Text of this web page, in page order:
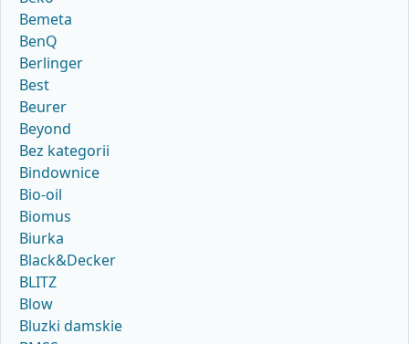
Bemeta
BenQ
Berlinger
Best
Beurer
Beyond
Bez kategorii
Bindownice
Bio-oil
Biomus
Biurka
Black&Decker
BLITZ
Blow
Bluzki damskie